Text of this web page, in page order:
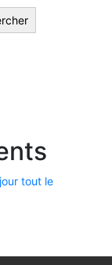
tout le